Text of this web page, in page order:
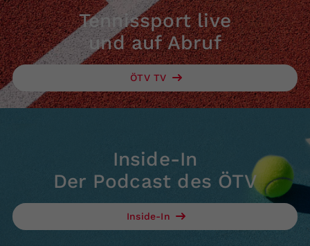
Tennissport live
und auf Abruf
ÖTV TV
Inside-In
Der Podcast des ÖTV
Inside-In